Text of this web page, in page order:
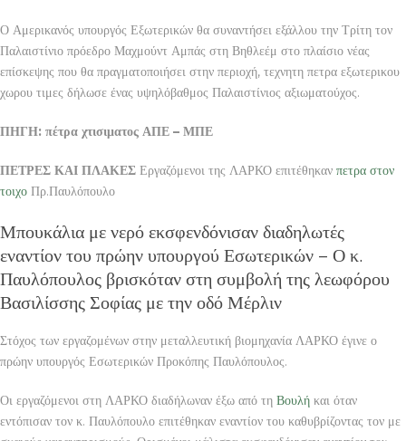
Ο Αμερικανός υπουργός Εξωτερικών θα συναντήσει εξάλλου την Τρίτη τον
Παλαιστίνιο πρόεδρο Μαχμούντ Αμπάς στη Βηθλεέμ στο πλαίσιο νέας
επίσκεψης που θα πραγματοποιήσει στην περιοχή, τεχνητη πετρα εξωτερικου
χωρου τιμες δήλωσε ένας υψηλόβαθμος Παλαιστίνιος αξιωματούχος.
ΠΗΓΗ: πέτρα χτισιματος ΑΠΕ – ΜΠΕ
ΠΕΤΡΕΣ ΚΑΙ ΠΛΑΚΕΣ Εργαζόμενοι της ΛΑΡΚΟ επιτέθηκαν πετρα στον
τοιχο Πρ.Παυλόπουλο
Μπουκάλια με νερό εκσφενδόνισαν διαδηλωτές
εναντίον του πρώην υπουργού Εσωτερικών – Ο κ.
Παυλόπουλος βρισκόταν στη συμβολή της λεωφόρου
Βασιλίσσης Σοφίας με την οδό Μέρλιν
Στόχος των εργαζομένων στην μεταλλευτική βιομηχανία ΛΑΡΚΟ έγινε ο
πρώην υπουργός Εσωτερικών Προκόπης Παυλόπουλος.
Οι εργαζόμενοι στη ΛΑΡΚΟ διαδήλωναν έξω από τη Βουλή και όταν
εντόπισαν τον κ. Παυλόπουλο επιτέθηκαν εναντίον του καθυβρίζοντας τον με